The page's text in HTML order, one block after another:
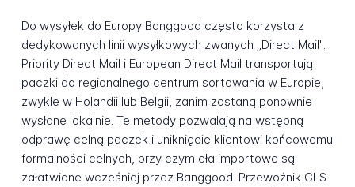
Do wysyłek do Europy Banggood często korzysta z
dedykowanych linii wysyłkowych zwanych „Direct Mail".
Priority Direct Mail i European Direct Mail transportują
paczki do regionalnego centrum sortowania w Europie,
zwykle w Holandii lub Belgii, zanim zostaną ponownie
wysłane lokalnie. Te metody pozwalają na wstępną
odprawę celną paczek i uniknięcie klientowi końcowemu
formalności celnych, przy czym cła importowe są
załatwiane wcześniej przez Banggood. Przewoźnik GLS